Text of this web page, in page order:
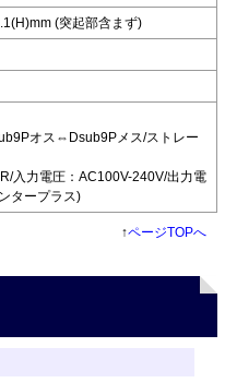
(突起部含まず)
オス⇔Dsub9Pメス/ストレー
入力電圧：AC100V-240V/出力電
タープラス)
↑ページTOPへ